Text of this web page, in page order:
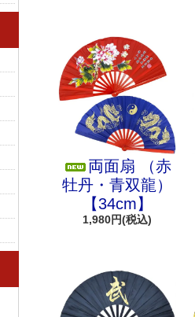
両面扇 （赤
牡丹・青双龍）
【34cm】
1,980円(税込)